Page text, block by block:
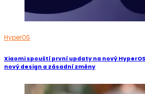
HyperOS
Xiaomi spouští první updaty na nový HyperOS
nový design a zásadní změny